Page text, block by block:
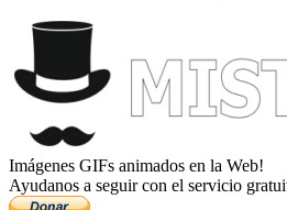
Imágenes GIFs animados en la Web!
Ayudanos a seguir con el servicio